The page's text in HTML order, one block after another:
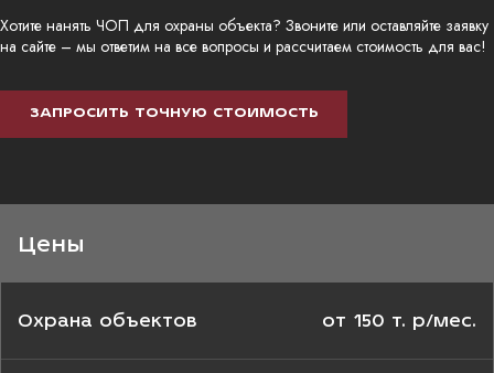
Хотите нанять ЧОП для охраны объекта? Звоните или оставляйте заявку
на сайте – мы ответим на все вопросы и рассчитаем стоимость для вас!
ЗАПРОСИТЬ ТОЧНУЮ СТОИМОСТЬ
Цены
Охрана объектов от 150 т. р/мес.